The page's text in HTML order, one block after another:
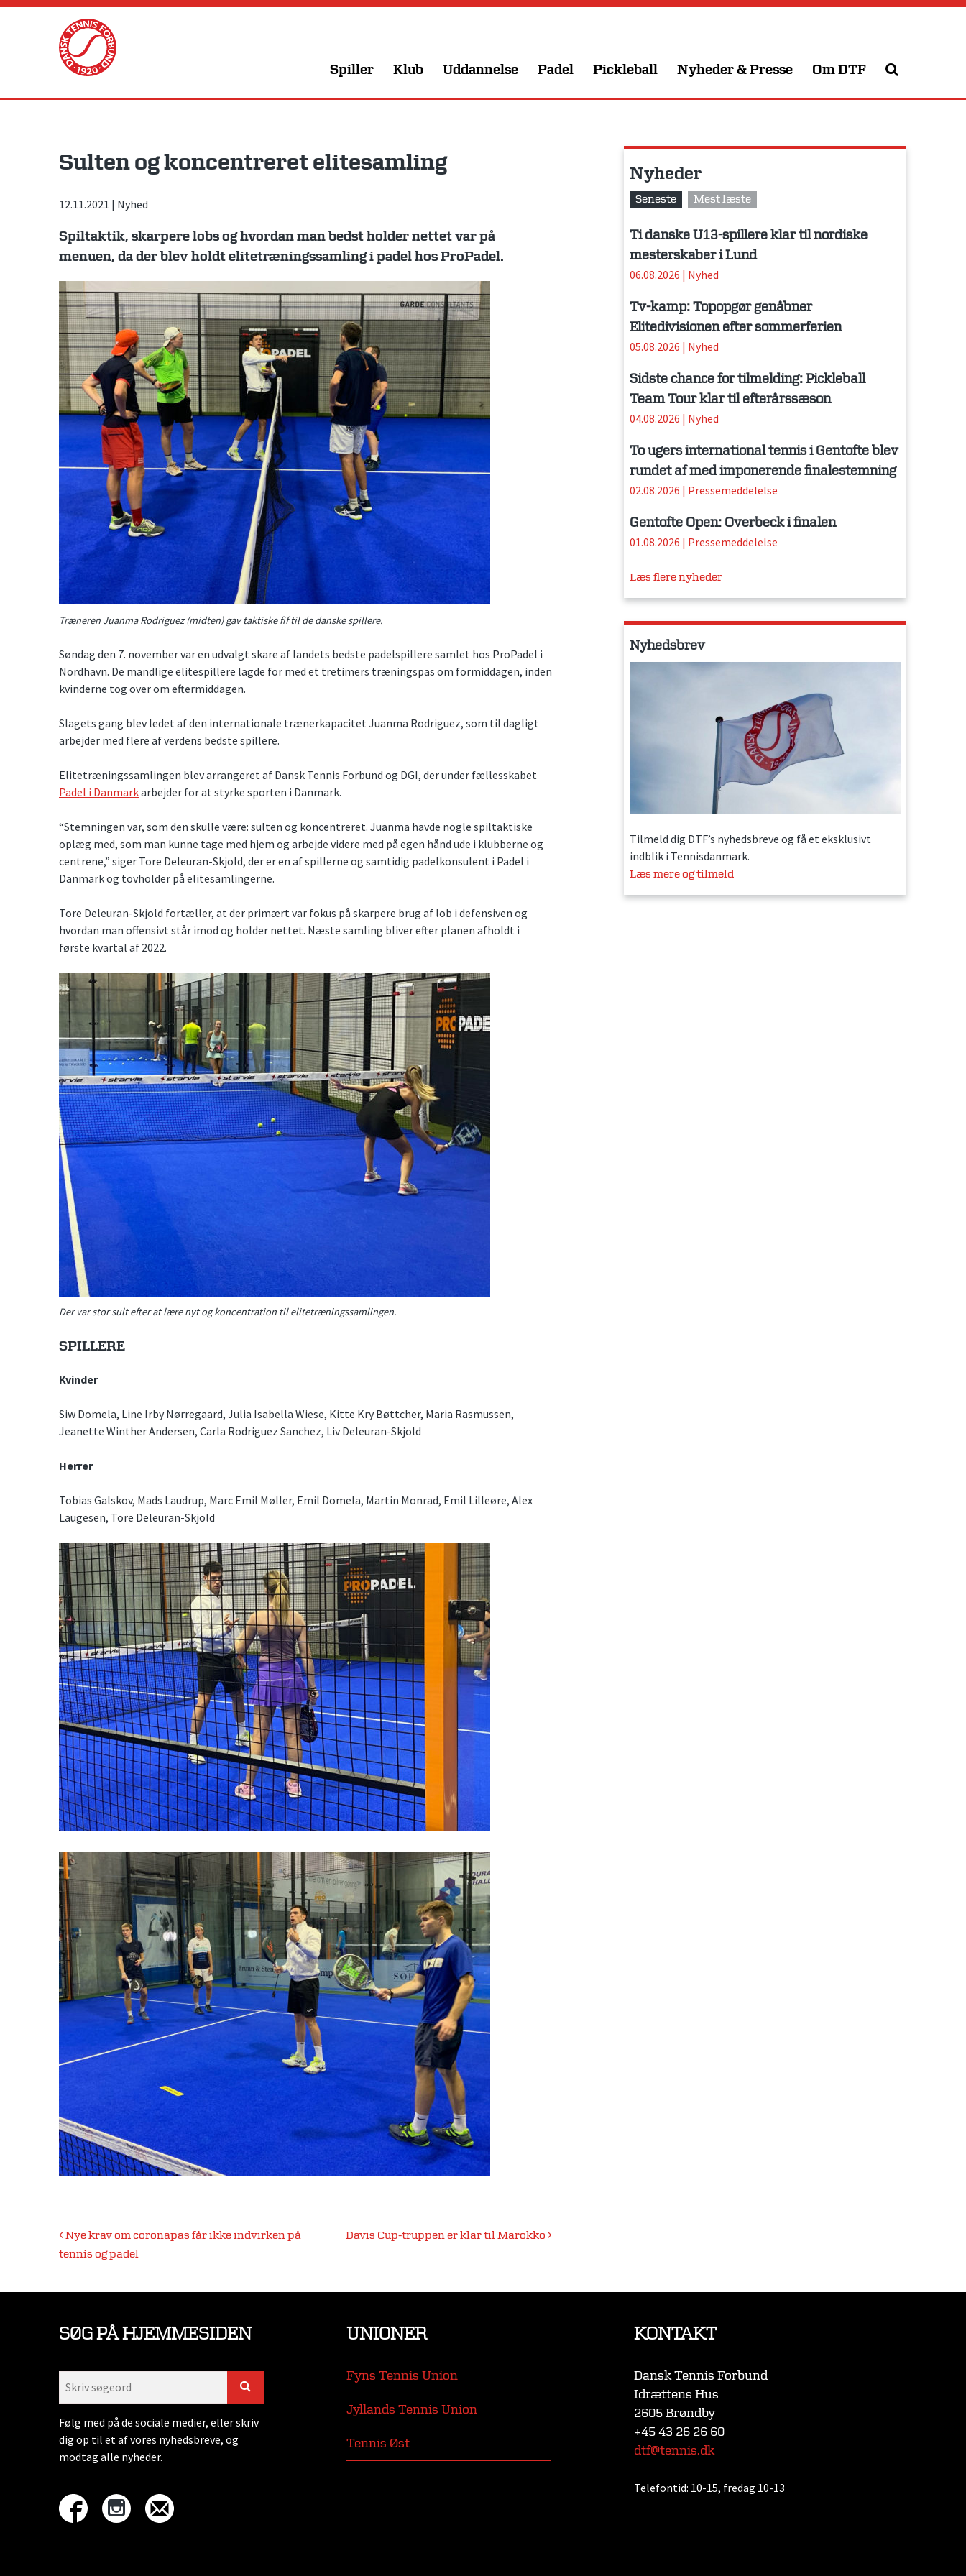
Skip
Spiller Klub Uddannelse Padel Pickleball Nyheder & Presse Om DTF
Sulten og koncentreret elitesamling
12.11.2021 | Nyhed
Spiltaktik, skarpere lobs og hvordan man bedst holder nettet var på
menuen, da der blev holdt elitetræningssamling i padel hos ProPadel.
Træneren Juanma Rodriguez (midten) gav taktiske fif til de danske spillere.
Søndag den 7. november var en udvalgt skare af landets bedste padelspillere samlet hos ProPadel i
Nordhavn. De mandlige elitespillere lagde for med et tretimers træningspas om formiddagen, inden
kvinderne tog over om eftermiddagen.
Slagets gang blev ledet af den internationale trænerkapacitet Juanma Rodriguez, som til dagligt
arbejder med flere af verdens bedste spillere.
Elitetræningssamlingen blev arrangeret af Dansk Tennis Forbund og DGI, der under fællesskabet
Padel i Danmarkarbejder for at styrke sporten i Danmark.
“Stemningen var, som den skulle være: sulten og koncentreret. Juanma havde nogle spiltaktiske
oplæg med, som man kunne tage med hjem og arbejde videre med på egen hånd ude i klubberne og
centrene,” siger Tore Deleuran-Skjold, der er en af spillerne og samtidig padelkonsulent i Padel i
Danmark og tovholder på elitesamlingerne.
Tore Deleuran-Skjold fortæller, at der primært var fokus på skarpere brug af lob i defensiven og
hvordan man offensivt står imod og holder nettet. Næste samling bliver efter planen afholdt i
første kvartal af 2022.
Der var stor sult efter at lære nyt og koncentration til elitetræningssamlingen.
SPILLERE
Kvinder
Siw Domela, Line Irby Nørregaard, Julia Isabella Wiese, Kitte Kry Bøttcher, Maria Rasmussen,
Jeanette Winther Andersen, Carla Rodriguez Sanchez, Liv Deleuran-Skjold
Herrer
Tobias Galskov, Mads Laudrup, Marc Emil Møller, Emil Domela, Martin Monrad, Emil Lilleøre, Alex
Laugesen, Tore Deleuran-Skjold
Indlægsnavigation
Nye krav om coronapas får ikke indvirken på
tennis og padel
Davis Cup-truppen er klar til Marokko
Nyheder
Seneste Mest læste
Ti danske U13-spillere klar til nordiske
mesterskaber i Lund
06.08.2026 | Nyhed
Tv-kamp: Topopgør genåbner
Elitedivisionen efter sommerferien
05.08.2026 | Nyhed
Sidste chance for tilmelding: Pickleball
Team Tour klar til efterårssæson
04.08.2026 | Nyhed
To ugers international tennis i Gentofte blev
rundet af med imponerende finalestemning
02.08.2026 | Pressemeddelelse
Gentofte Open: Overbeck i finalen
01.08.2026 | Pressemeddelelse
Læs flere nyheder
Nyhedsbrev
Tilmeld dig DTF’s nyhedsbreve og få et eksklusivt
indblik i Tennisdanmark.
Læs mere og tilmeld
SØG PÅ HJEMMESIDEN
Følg med på de sociale medier, eller skriv
dig op til et af vores nyhedsbreve, og
modtag alle nyheder.
UNIONER
Fyns Tennis Union
Jyllands Tennis Union
Tennis Øst
KONTAKT
Dansk Tennis Forbund
Idrættens Hus
2605 Brøndby
+45 43 26 26 60
dtf@tennis.dk
Telefontid: 10-15, fredag 10-13